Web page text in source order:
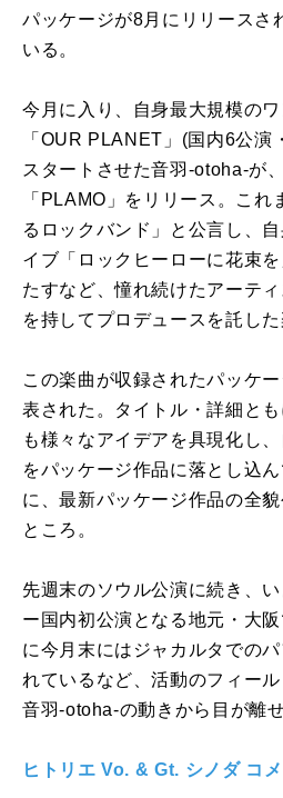
パッケージが8月にリリースさ
いる。
今月に入り、自身最大規模の
「OUR PLANET」(国内6公演
スタートさせた音羽-otoha-が
「PLAMO」をリリース。これ
るロックバンド」と公言し、
イブ「ロックヒーローに花束
たすなど、憧れ続けたアーテ
を持してプロデュースを託した
この楽曲が収録されたパッケ
表された。タイトル・詳細と
も様々なアイデアを具現化し
をパッケージ作品に落とし込
に、最新パッケージ作品の全
ところ。
先週末のソウル公演に続き、
ー国内初公演となる地元・大
に今月末にはジャカルタでの
れているなど、活動のフィー
音羽-otoha-の動きから目が離せ
ヒトリエ Vo. & Gt. シノダ コメ